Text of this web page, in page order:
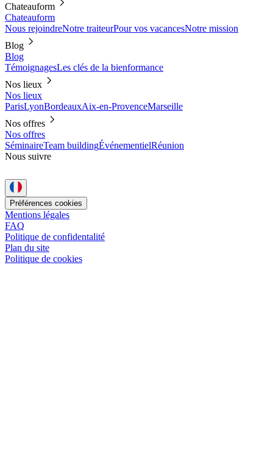
Chateauform
Chateauform
Nous rejoindreNotre traiteurPour vos vacancesNotre mission
Blog
Blog
TémoignagesLes clés de la bienformance
Nos lieux
Nos lieux
ParisLyonBordeauxAix-en-ProvenceMarseille
Nos offres
Nos offres
SéminaireTeam buildingÉvénementielRéunion
Nous suivre
Préférences cookies
Mentions légales
FAQ
Politique de confidentalité
Plan du site
Politique de cookies